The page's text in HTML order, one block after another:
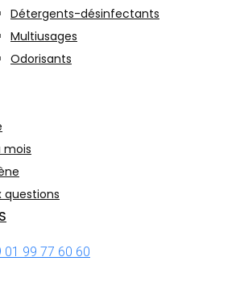
Détergents-désinfectants
Multiusages
Odorisants
mois
questions
01 99 77 60 60